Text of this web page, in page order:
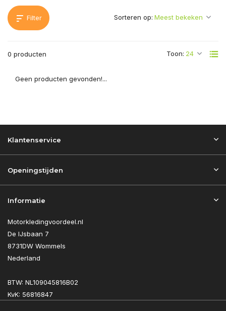
Filter
0 producten Toon:
Sorteren op:
Geen producten gevonden!...
Klantenservice
Openingstijden
Informatie
Motorkledingvoordeel.nl
De IJsbaan 7
8731DW Wommels
Nederland
BTW: NL109045816B02
KvK: 56816847